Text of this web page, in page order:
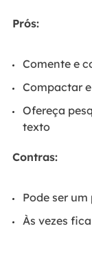
Prós:
Comente e
Compactar e
Ofereça
texto
Contras:
Pode ser
Às vezes